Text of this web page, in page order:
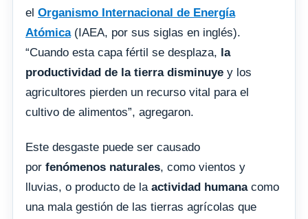
el Organismo Internacional de Energía
Atómica(IAEA, por sus siglas en inglés).
“Cuando esta capa fértil se desplaza, la
productividad de la tierra disminuye y los
agricultores pierden un recurso vital para el
cultivo de alimentos”, agregaron.
Este desgaste puede ser causado
por fenómenos naturales, como vientos y
lluvias, o producto de la actividad humana como
una mala gestión de las tierras agrícolas que